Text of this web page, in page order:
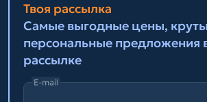
Твоя рассылка
Самые выгодные цены,
персональные предложения
рассылке
E-mail